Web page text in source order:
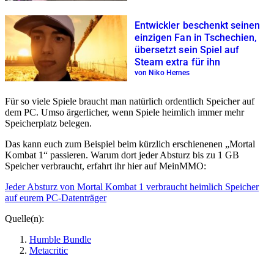
Entwickler beschenkt seinen
einzigen Fan in Tschechien,
übersetzt sein Spiel auf
Steam extra für ihn
von Niko Hernes
Für so viele Spiele braucht man natürlich ordentlich Speicher auf
dem PC. Umso ärgerlicher, wenn Spiele heimlich immer mehr
Speicherplatz belegen.
Das kann euch zum Beispiel beim kürzlich erschienenen „Mortal
Kombat 1“ passieren. Warum dort jeder Absturz bis zu 1 GB
Speicher verbraucht, erfahrt ihr hier auf MeinMMO:
Jeder Absturz von Mortal Kombat 1 verbraucht heimlich Speicher
auf eurem PC-Datenträger
Quelle(n):
Humble Bundle
Metacritic